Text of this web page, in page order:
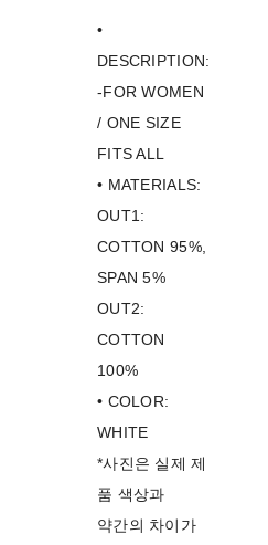
•
DESCRIPTION:
-FOR WOMEN
/ ONE SIZE
FITS ALL
• MATERIALS:
OUT1:
COTTON 95%,
SPAN 5%
OUT2:
COTTON
100%
• COLOR:
WHITE
*사진은 실제 제
품 색상과
약간의 차이가